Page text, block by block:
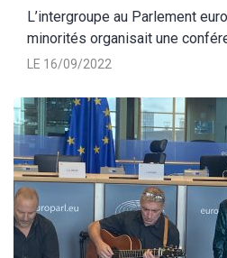
L’intergroupe au Parlement
minorités organisait une
LE 16/09/2022